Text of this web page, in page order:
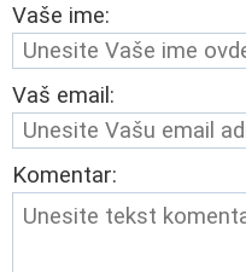
Vaše ime:
Vaš email:
Komentar: